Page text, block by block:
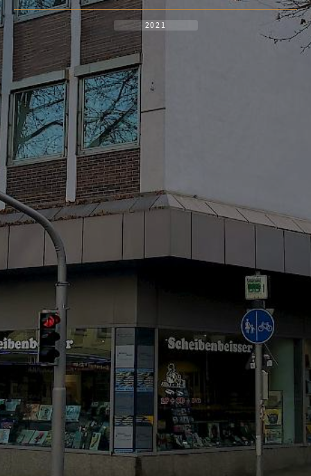
2021